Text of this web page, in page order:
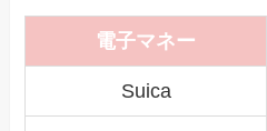
電子マネー
Suica